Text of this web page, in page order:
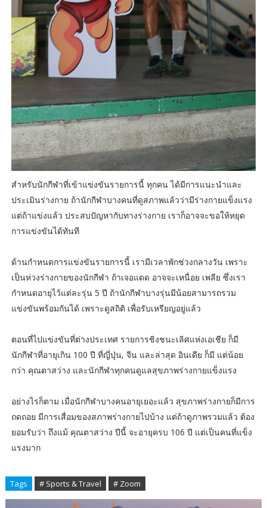
สำหรับนักกีฬาที่เข้าแข่งขันรายการนี้ ทุกคน ได้มีการแนะนำและ
ประเมินร่างกาย ถ้านักกีฬาบางคนที่ดูสภาพแล้วว่ามีร่างกายแข็งแรง
แต่ถ้าแข่งแล้ว ประสบปัญหากับทางร่างกาย เราก็อาจจะขอให้หยุด
การแข่งขันได้ทันที
ด้านกำหนดการแข่งขันรายการนี้ เรามีเวลาพักช่วงกลางวัน เพราะ
เป็นห่วงร่างกายของนักกีฬา ถ้าเจอแดด อาจจะเหนื่อย เพลีย ซึ่งเรา
กำหนดอายุไว้แต่ละรุ่น 5 ปี ถ้านักกีฬาบางรุ่นมีน้อยสามารถรวม
แข่งขันพร้อมกันได้ เพราะดูสถิติ เพื่อรับเหรียญอยู่แล้ว
ตอนที่ไปแข่งขันที่ต่างประเทศ รายการชิงชนะเลิศแห่งเอเชีย ก็มี
นักกีฬาที่อายุเกิน 100 ปี ที่ญี่ปุ่น, จีน และล่าสุด อินเดีย ก็มี แต่น้อย
กว่า คุณตาสว่าง และนักกีฬาทุกคนดูแลสุขภาพร่างกายแข็งแรง
อย่างไรก็ตาม เมื่อนักกีฬาบางคนอายุเยอะแล้ว สุขภาพร่างกายก็มีการ
ถดถอย มีการเสื่อมของสภาพร่างกายไปบ้าง แต่ถ้าดูภาพรวมแล้ว ต้อง
ยอมรับว่า ถึงแม้ คุณตาสว่าง ปีนี้ จะอายุครบ 106 ปี แต่เป็นคนที่แข็ง
แรงมาก
Tags # Sports & Travel # Zoom